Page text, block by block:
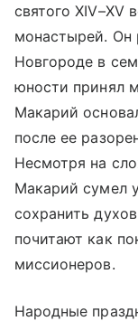
святого XIV–XV
монастырей. Он
Новгороде в
юности принял
Макарий
после ее
Несмотря на
Макарий сумел
сохранить
почитают как
миссионеров.
Народные